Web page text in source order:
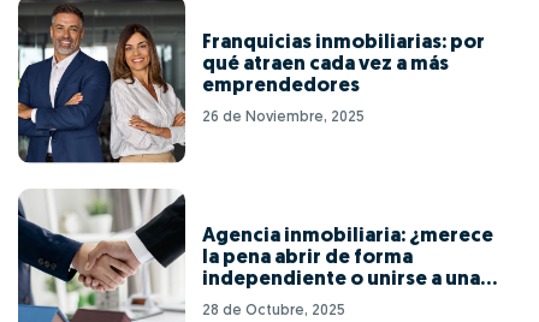
Franquicias inmobiliarias: por
qué atraen cada vez a más
emprendedores
26 de Noviembre, 2025
Agencia inmobiliaria: ¿merece
la pena abrir de forma
independiente o unirse a una
red de franquicias?
28 de Octubre, 2025